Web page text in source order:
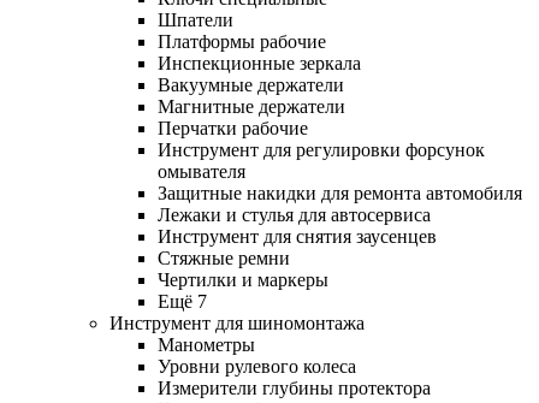
Шпатели
Платформы рабочие
Инспекционные зеркала
Вакуумные держатели
Магнитные держатели
Перчатки рабочие
Инструмент для регулировки форсунок
омывателя
Защитные накидки для ремонта автомобиля
Лежаки и стулья для автосервиса
Инструмент для снятия заусенцев
Стяжные ремни
Чертилки и маркеры
Ещё 7
Инструмент для шиномонтажа
Манометры
Уровни рулевого колеса
Измерители глубины протектора